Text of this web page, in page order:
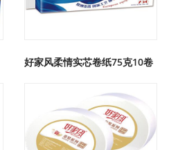
好家风柔情实芯卷纸75克10卷